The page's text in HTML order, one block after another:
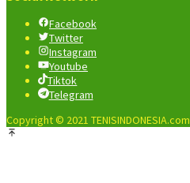
Facebook
Twitter
Instagram
Youtube
Tiktok
Telegram
Copyright © 2021 TENISINDONESIA.com